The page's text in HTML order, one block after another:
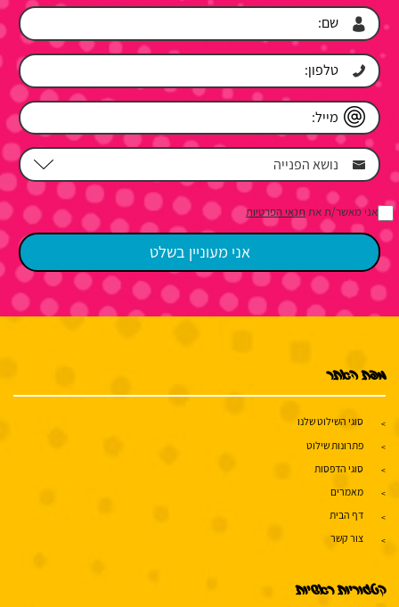
אני מאשר/ת את תנאי הפרטיות
מפת האתר
סוגי השילוט שלנו
פתרונות שילוט
סוגי הדפסות
מאמרים
דף הבית
צור קשר
קטגוריות ראשיות